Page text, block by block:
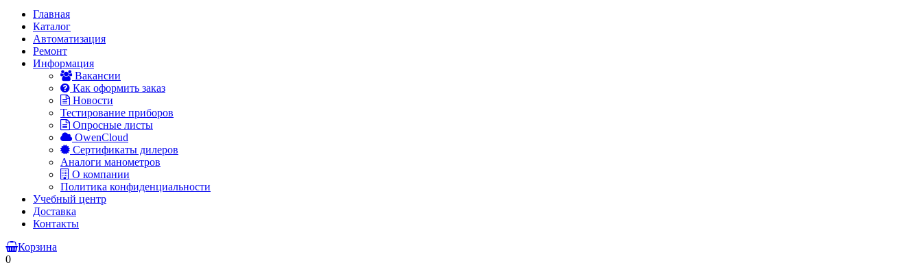
Главная
Каталог
Автоматизация
Ремонт
Информация
Вакансии
Как оформить заказ
Новости
Тестирование приборов
Опросные листы
OwenCloud
Сертификаты дилеров
Аналоги манометров
О компании
Политика конфиденциальности
Учебный центр
Доставка
Контакты
Корзина
0